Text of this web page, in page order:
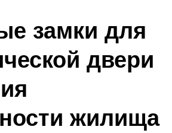
замки для
двери
жилища